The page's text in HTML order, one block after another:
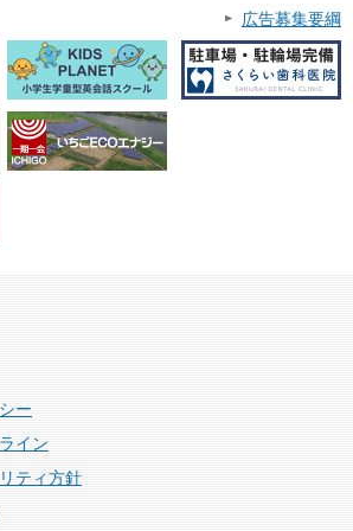
広告募集要綱
ー
イン
ティ方針